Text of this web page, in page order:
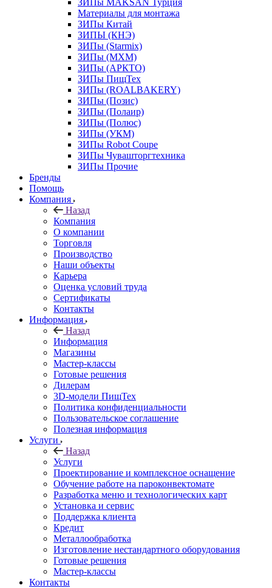
ЗИПы MAKSAN Турция
Материалы для монтажа
ЗИПы Китай
ЗИПЫ (КНЭ)
ЗИПы (Starmix)
ЗИПы (МХМ)
ЗИПы (АРКТО)
ЗИПы ПищТех
ЗИПы (ROALBAKERY)
ЗИПы (Позис)
ЗИПы (Полаир)
ЗИПы (Полюс)
ЗИПы (УКМ)
ЗИПы Robot Coupe
ЗИПы Чувашторгтехника
ЗИПы Прочие
Бренды
Помощь
Компания
Назад
Компания
О компании
Торговля
Производство
Наши объекты
Карьера
Оценка условий труда
Сертификаты
Контакты
Информация
Назад
Информация
Магазины
Мастер-классы
Готовые решения
Дилерам
3D-модели ПищТех
Политика конфиденциальности
Пользовательское соглашение
Полезная информация
Услуги
Назад
Услуги
Проектирование и комплексное оснащение
Обучение работе на пароконвектомате
Разработка меню и технологических карт
Установка и сервис
Поддержка клиента
Кредит
Металлообработка
Изготовление нестандартного оборудования
Готовые решения
Мастер-классы
Контакты